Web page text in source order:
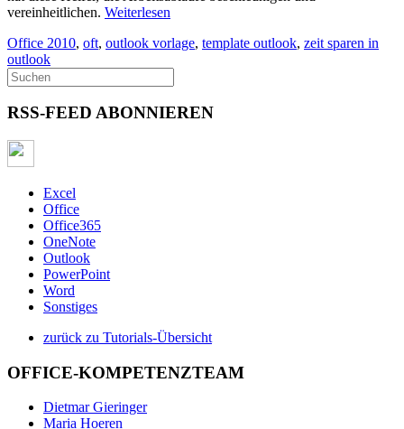
vereinheitlichen. Weiterlesen
Office 2010, oft, outlook vorlage, template outlook, zeit sparen in
outlook
RSS-FEED ABONNIEREN
Excel
Office
Office365
OneNote
Outlook
PowerPoint
Word
Sonstiges
zurück zu Tutorials-Übersicht
OFFICE-KOMPETENZTEAM
Dietmar Gieringer
Maria Hoeren